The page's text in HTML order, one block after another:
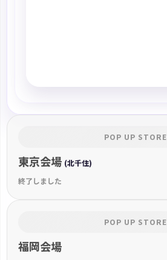
POP UP STORE
東京会場 (北千住)
終了しました
POP UP STORE
福岡会場